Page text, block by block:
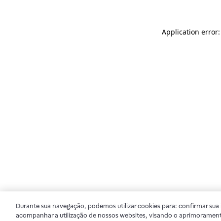
Application
Durante sua navegação, podemos utilizar cookies para: confirmar
acompanhar a utilização de nossos websites, visando o